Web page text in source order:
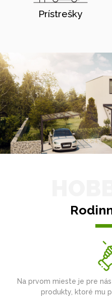
Prístrešky
Na prvom mieste je pre
produkty, ktoré mu